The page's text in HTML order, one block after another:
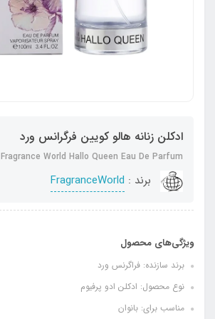
ادکلن زنانه هالو کویین فرگرانس ورد
Fragrance World Hallo Queen Eau De Parfum
برند : FragranceWorld
ویژگی‌های محصول
برند سازنده: فراگرنس ورد
نوع محصول: ادکلن ادو پرفیوم
مناسب برای: بانوان